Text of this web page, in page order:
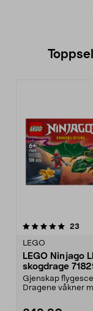
23
LEGO
LEGO Ninjago
skogdrage
Gjenskap
Dragene våkner
5.0 av 5